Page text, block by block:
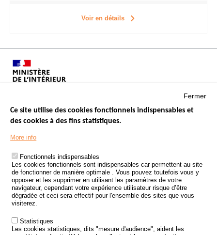
Voir en détails
Menu
Footer
LES SITES PUBLICS
ÉTAT DE L’INSÉCURITÉ ROUTIÈRE
TRAITEMENT DES DONNÉES PERSONNELLES DES ACCIDENTS DE
LA ROUTE
ETUDES ET RECHERCHES
APPEL À PROJETS
POLITIQUE DE SÉCURITÉ ROUTIÈRE
Fermer
Ce site utilise des cookies fonctionnels indispensables et
des cookies à des fins statistiques.
More info
Fonctionnels indispensables
Les cookies fonctionnels sont indispensables car permettent au site
de fonctionner de manière optimale . Vous pouvez toutefois vous y
opposer et les supprimer en utilisant les paramètres de votre
navigateur, cependant votre expérience utilisateur risque d’être
dégradée et ceci sera effectif pour l'ensemble des sites que vous
visiterez.
Statistiques
Les cookies statistiques, dits "mesure d'audience", aident les